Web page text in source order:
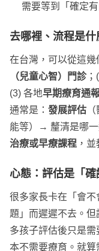
需要等到「確定有
去哪裡、流程是什
在台灣，可以從這幾
（兒童心智）門診；
(3) 各地早期療育通
通常是： 發展評估
能等）→ 釐清是哪
治療或早療課程 ，
心態：評估是「確
很多家長卡在「會
題」而遲遲不去。但
多孩子評估後只是
本不需要療育。就算